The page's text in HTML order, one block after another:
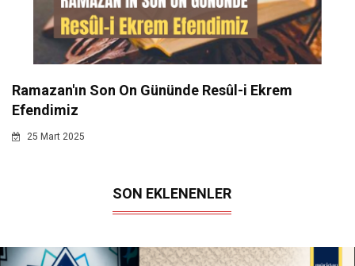
Ramazan'ın Son On Gününde Resûl-i Ekrem
Efendimiz
25 Mart 2025
SON EKLENENLER